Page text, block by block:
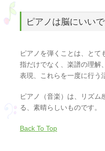
ピアノは脳にいい
ピアノを弾くことは、とて
指だけでなく、楽譜の理解
表現、これらを一度に行う
ピアノ（音楽）は、リズム
る、素晴らしいものです。
Back To Top